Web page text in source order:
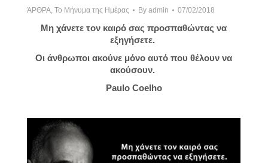
ΆΡΘΡΑ, Το Μήνυμα της Ημέρας By admin 07/02/2018
Μη χάνετε τον καιρό σας προσπαθώντας να
εξηγήσετε.
Οι άνθρωποι ακούνε μόνο αυτό που θέλουν να
ακούσουν.
Paulo Coelho